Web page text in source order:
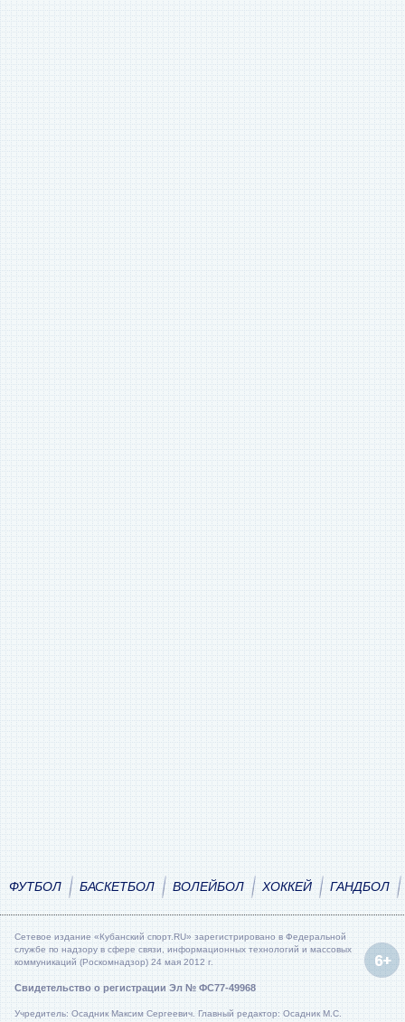
ФУТБОЛ БАСКЕТБОЛ ВОЛЕЙБОЛ ХОККЕЙ ГАНДБОЛ
Сетевое издание «Кубанский спорт.RU» зарегистрировано в Федеральной
службе по надзору в сфере связи, информационных технологий и массовых
коммуникаций (Роскомнадзор) 24 мая 2012 г.
Свидетельство о регистрации Эл № ФС77-49968
Учредитель: Осадник Максим Сергеевич. Главный редактор: Осадник М.С.